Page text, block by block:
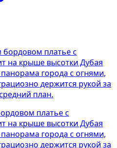
платье с
на крыше высотки Дубая
города с огнями,
держится рукой за